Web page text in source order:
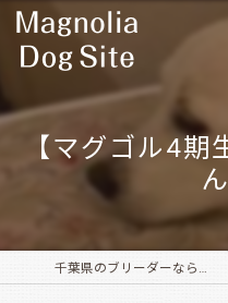
【マグゴル4期
千葉県のブリーダーならMagnolia Dog Site